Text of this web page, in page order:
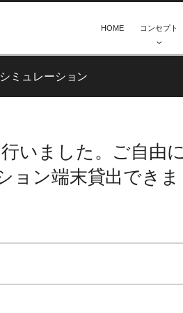
HOME コンセプト
ミュレーション
いました。ご自由
ョン端末貸出できま